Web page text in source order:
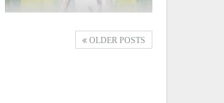
OLDER POSTS